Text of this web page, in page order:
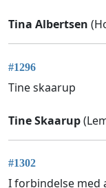
Tina Albertsen
#1296
Tine skaarup
Tine Skaarup
#1302
I forbindelse med